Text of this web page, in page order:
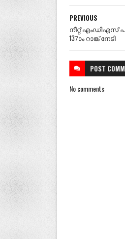
PREVIOUS
നീറ്റ് എംഡിഎസ്
137ാം റാങ്ക് നേടി
POST
No comments